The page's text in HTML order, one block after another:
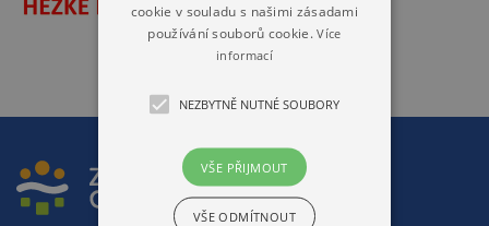
cookie v souladu s našimi zásadami
používání souborů cookie.Více
informací
NEZBYTNĚ NUTNÉ SOUBORY
VŠE PŘIJMOUT
VŠE ODMÍTNOUT